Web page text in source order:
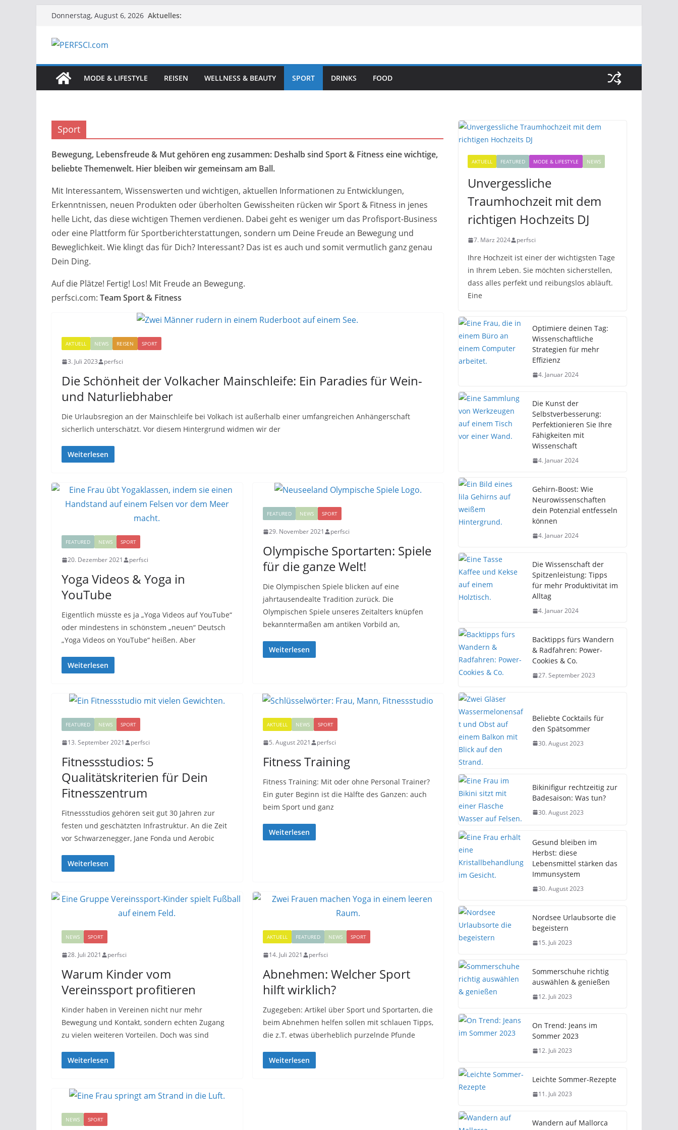
Zum
springen
Donnerstag, August 6, 2026 Aktuelles:
MODE & LIFESTYLE REISEN WELLNESS & BEAUTY SPORT DRINKS FOOD
Sport
Bewegung, Lebensfreude & Mut gehören eng zusammen: Deshalb sind Sport & Fitness eine wichtige,
beliebte Themenwelt. Hier bleiben wir gemeinsam am Ball.
Mit Interessantem, Wissenswerten und wichtigen, aktuellen Informationen zu Entwicklungen,
Erkenntnissen, neuen Produkten oder überholten Gewissheiten rücken wir Sport & Fitness in jenes
helle Licht, das diese wichtigen Themen verdienen. Dabei geht es weniger um das Profisport-Business
oder eine Plattform für Sportberichterstattungen, sondern um Deine Freude an Bewegung und
Beweglichkeit. Wie klingt das für Dich? Interessant? Das ist es auch und somit vermutlich ganz genau
Dein Ding.
Auf die Plätze! Fertig! Los! Mit Freude an Bewegung.
perfsci.com: Team Sport & Fitness
AKTUELL NEWS REISEN SPORT
3. Juli 2023 perfsci
Die Schönheit der Volkacher Mainschleife: Ein Paradies für Wein-
und Naturliebhaber
Die Urlaubsregion an der Mainschleife bei Volkach ist außerhalb einer umfangreichen Anhängerschaft
sicherlich unterschätzt. Vor diesem Hintergrund widmen wir der
Weiterlesen
FEATURED NEWS SPORT
20. Dezember 2021 perfsci
Yoga Videos & Yoga in
YouTube
Eigentlich müsste es ja „Yoga Videos auf YouTube“
oder mindestens in schönstem „neuen“ Deutsch
„Yoga Videos on YouTube“ heißen. Aber
Weiterlesen
FEATURED NEWS SPORT
29. November 2021 perfsci
Olympische Sportarten: Spiele
für die ganze Welt!
Die Olympischen Spiele blicken auf eine
jahrtausendealte Tradition zurück. Die
Olympischen Spiele unseres Zeitalters knüpfen
bekanntermaßen am antiken Vorbild an,
Weiterlesen
FEATURED NEWS SPORT
13. September 2021 perfsci
Fitnessstudios: 5
Qualitätskriterien für Dein
Fitnesszentrum
Fitnessstudios gehören seit gut 30 Jahren zur
festen und geschätzten Infrastruktur. An die Zeit
vor Schwarzenegger, Jane Fonda und Aerobic
Weiterlesen
AKTUELL NEWS SPORT
5. August 2021 perfsci
Fitness Training
Fitness Training: Mit oder ohne Personal Trainer?
Ein guter Beginn ist die Hälfte des Ganzen: auch
beim Sport und ganz
Weiterlesen
NEWS SPORT
28. Juli 2021 perfsci
Warum Kinder vom
Vereinssport profitieren
Kinder haben in Vereinen nicht nur mehr
Bewegung und Kontakt, sondern echten Zugang
zu vielen weiteren Vorteilen. Doch was sind
Weiterlesen
AKTUELL FEATURED NEWS SPORT
14. Juli 2021 perfsci
Abnehmen: Welcher Sport
hilft wirklich?
Zugegeben: Artikel über Sport und Sportarten, die
beim Abnehmen helfen sollen mit schlauen Tipps,
die z.T. etwas überheblich purzelnde Pfunde
Weiterlesen
NEWS SPORT
AKTUELL FEATURED MODE & LIFESTYLE NEWS
Unvergessliche
Traumhochzeit mit dem
richtigen Hochzeits DJ
7. März 2024 perfsci
Ihre Hochzeit ist einer der wichtigsten Tage
in Ihrem Leben. Sie möchten sicherstellen,
dass alles perfekt und reibungslos abläuft.
Eine
Optimiere deinen Tag:
Wissenschaftliche
Strategien für mehr
Effizienz
4. Januar 2024
Die Kunst der
Selbstverbesserung:
Perfektionieren Sie Ihre
Fähigkeiten mit
Wissenschaft
4. Januar 2024
Gehirn-Boost: Wie
Neurowissenschaften
dein Potenzial entfesseln
können
4. Januar 2024
Die Wissenschaft der
Spitzenleistung: Tipps
für mehr Produktivität im
Alltag
4. Januar 2024
Backtipps fürs Wandern
& Radfahren: Power-
Cookies & Co.
27. September 2023
Beliebte Cocktails für
den Spätsommer
30. August 2023
Bikinifigur rechtzeitig zur
Badesaison: Was tun?
30. August 2023
Gesund bleiben im
Herbst: diese
Lebensmittel stärken das
Immunsystem
30. August 2023
Nordsee Urlaubsorte die
begeistern
15. Juli 2023
Sommerschuhe richtig
auswählen & genießen
12. Juli 2023
On Trend: Jeans im
Sommer 2023
12. Juli 2023
Leichte Sommer-Rezepte
11. Juli 2023
Wandern auf Mallorca